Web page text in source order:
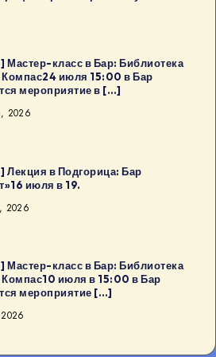
Мастер-класс в Бар: Библиотека
июля 15:00 в Бар
мероприятие в […]
2026
Лекция в Подгорица: Бар
июля в 19.
2026
Мастер-класс в Бар: Библиотека
июля в 15:00 в Бар
мероприятие […]